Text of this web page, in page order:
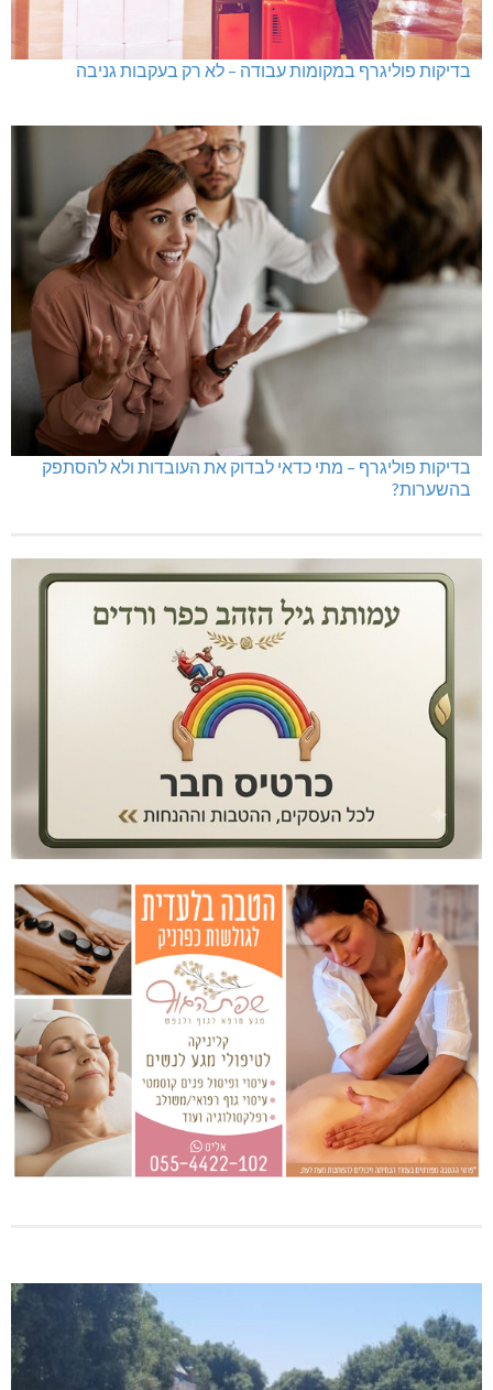
בדיקות פוליגרף במקומות עבודה – לא רק בעקבות גניבה
בדיקות פוליגרף – מתי כדאי לבדוק את העובדות ולא להסתפק
בהשערות?